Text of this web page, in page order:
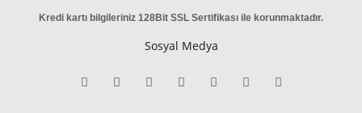
Kredi kartı bilgileriniz 128Bit SSL Sertifikası ile korunmaktadır.
Sosyal Medya